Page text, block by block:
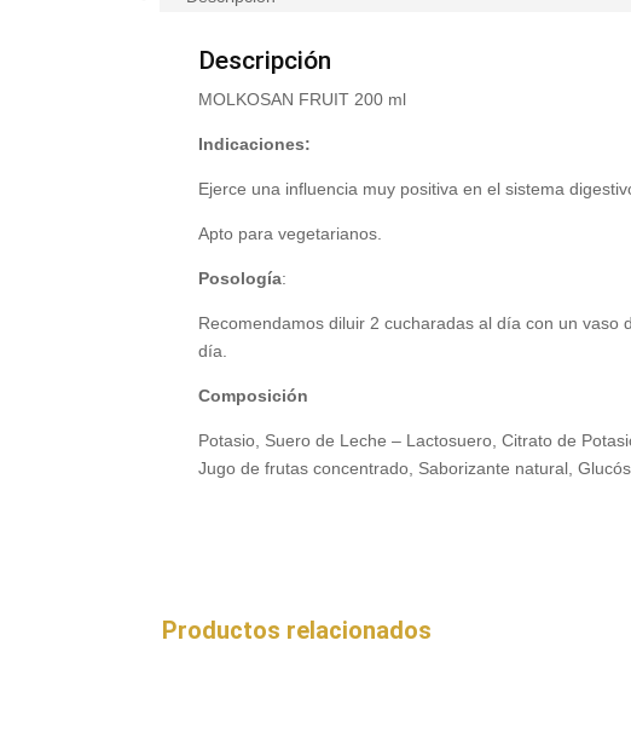
Descripción
MOLKOSAN FRUIT 200 ml
Indicaciones:
Ejerce una influencia muy positiva en el sistema
Apto para vegetarianos.
Posología:
Recomendamos diluir 2 cucharadas al día con un
día.
Composición
Potasio, Suero de Leche – Lactosuero, Citrato de
Jugo de frutas concentrado, Saborizante natural,
Productos relacionados